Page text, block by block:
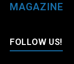
MAGAZINE
FOLLOW US!